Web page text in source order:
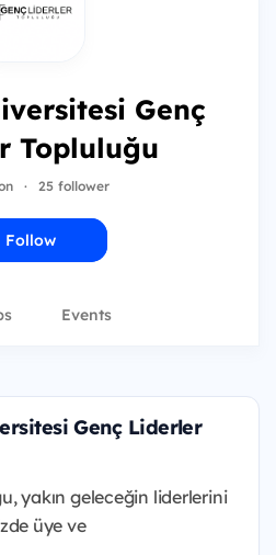
Genç
Topluluğu
· 25 follower
Follow
Events
Genç Liderler
yakın geleceğin liderlerini
üye ve